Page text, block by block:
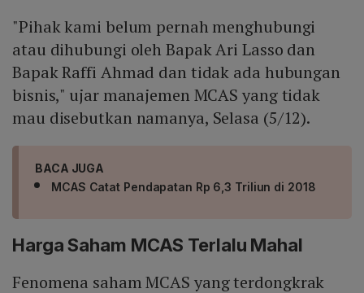
"Pihak kami belum pernah menghubungi
atau dihubungi oleh Bapak Ari Lasso dan
Bapak Raffi Ahmad dan tidak ada hubungan
bisnis," ujar manajemen MCAS yang tidak
mau disebutkan namanya, Selasa (5/12).
BACA JUGA
MCAS Catat Pendapatan Rp 6,3 Triliun di 2018
Harga Saham MCAS Terlalu Mahal
Fenomena saham MCAS yang terdongkrak